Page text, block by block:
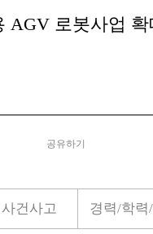
AGV 로봇사업 확
공유하기
사건사고 경력/학력